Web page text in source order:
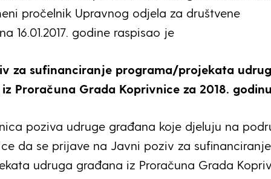
pročelnik Upravnog odjela za društvene
16.01.2017. godine raspisao je
za sufinanciranje programa/projekata
Proračuna Grada Koprivnice za 2018.
poziva udruge građana koje djeluju na
da se prijave na Javni poziv za sufinanciranje
udruga građana iz Proračuna Grada